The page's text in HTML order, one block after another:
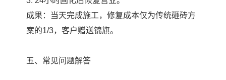
成果：当天完成施工，修复成本仅为传统砸砖方
案的1/3，客户赠送锦旗。
五、常见问题解答